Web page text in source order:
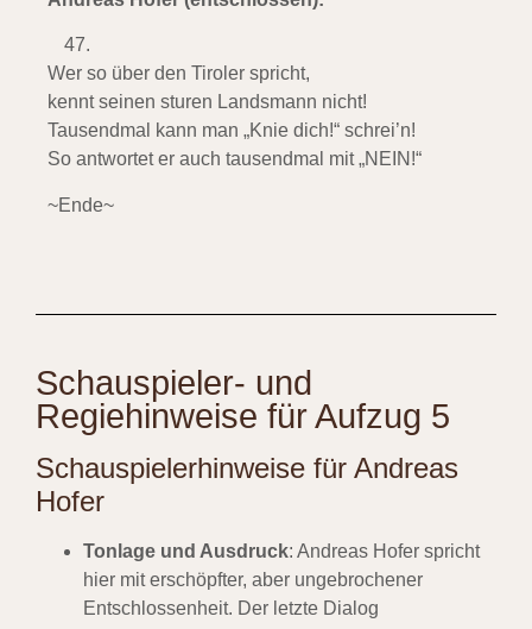
Wer so über den Tiroler spricht,
kennt seinen sturen Landsmann nicht!
Tausendmal kann man „Knie dich!“ schrei’n!
So antwortet er auch tausendmal mit „NEIN!“
~Ende~
Schauspieler- und
Regiehinweise für Aufzug 5
Schauspielerhinweise für Andreas
Hofer
Tonlage und Ausdruck: Andreas Hofer spricht
hier mit erschöpfter, aber ungebrochener
Entschlossenheit. Der letzte Dialog